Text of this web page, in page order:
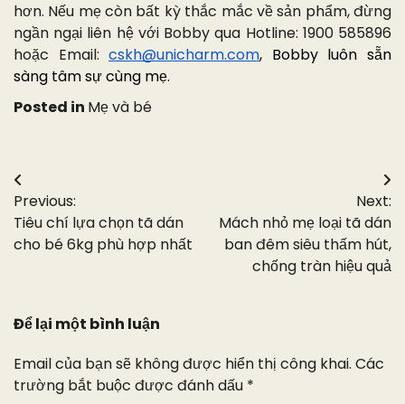
hơn. Nếu mẹ còn bất kỳ thắc mắc về sản phẩm, đừng
ngần ngại liên hệ với Bobby qua Hotline: 1900 585896
hoặc Email:cskh@unicharm.com, Bobby luôn sẵn
sàng tâm sự cùng mẹ.
Posted in Mẹ và bé
Điều
hướng
bài
Previous:
Tiêu chí lựa chọn tã dán
cho bé 6kg phù hợp nhất
Next:
Mách nhỏ mẹ loại tã dán
ban đêm siêu thấm hút,
chống tràn hiệu quả
Để lại một bình luận
Email của bạn sẽ không được hiển thị công khai. Các
trường bắt buộc được đánh dấu *